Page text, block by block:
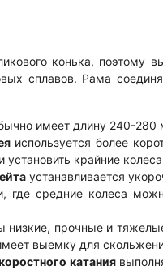
конька, поэтому
сплавов. Рама
имеет длину 240-280
используется более
установить крайние
устанавливается
где средние колеса
низкие, прочные и
выемку для
катания